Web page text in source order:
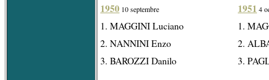
1950 10 septembre
1. MAGGINI Luciano
2. NANNINI Enzo
3. BAROZZI Danilo
1951 4
1.
2.
3.